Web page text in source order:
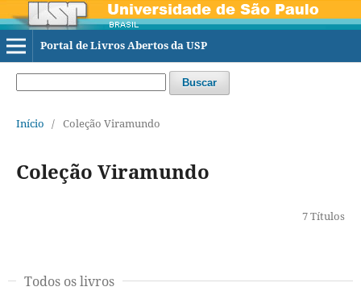
Portal de Livros Abertos da USP
Buscar
Início / Coleção Viramundo
Coleção Viramundo
7 Títulos
Todos os livros